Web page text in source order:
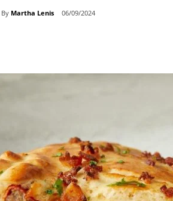
By Martha Lenis 06/09/2024